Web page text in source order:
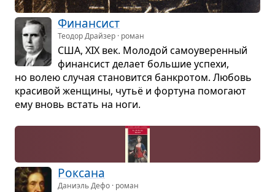
Финан­сист
Теодор Драйзер · роман
США, XIX век. Моло­дой само­уве­рен­ный
финан­сист делает боль­шие успехи,
но волею слу­чая ста­но­вится банк­ро­том. Любовь
кра­си­вой жен­щины, чутьё и фор­туна помо­гают
ему вновь встать на ноги.
Рок­сана
Даниэль Дефо · роман